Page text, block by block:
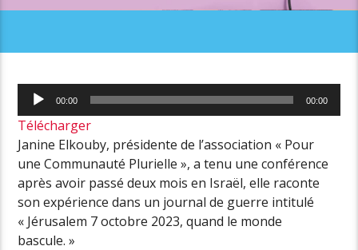
Lecteur
audio
00:00 00:00
Télécharger
Janine Elkouby, présidente de l’association « Pour
une Communauté Plurielle », a tenu une conférence
après avoir passé deux mois en Israël, elle raconte
son expérience dans un journal de guerre intitulé
« Jérusalem 7 octobre 2023, quand le monde
bascule. »